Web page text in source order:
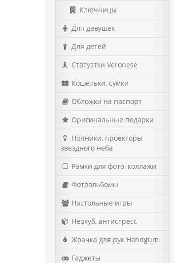
Ключницы
Для девушек
Для детей
Статуэтки Veronese
Кошельки, сумки
Обложки на паспорт
Оригинальные подарки
Ночники, проекторы
звездного неба
Рамки для фото, коллажи
Фотоальбомы
Настольные игры
Неокуб, антистресс
Жвачка для рук Handgum
Гаджеты